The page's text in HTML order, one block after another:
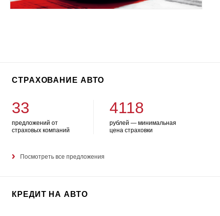
СТРАХОВАНИЕ АВТО
33
предложений от
страховых компаний
4118
рублей — минимальная
цена страховки
Посмотреть все предложения
КРЕДИТ НА АВТО